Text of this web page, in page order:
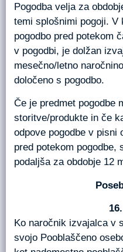
Pogodba velja za
temi splošnimi pogoji. V
pogodbo pred potekom
v pogodbi, je dolžan
mesečno/letno
določeno s pogodbo.
Če je predmet pogodbe
storitve/produkte in če
odpove pogodbe v pisni
pred potekom pogodbe,
podaljša za obdobje 12
Ko naročnik izvajalca v
svojo Pooblaščeno